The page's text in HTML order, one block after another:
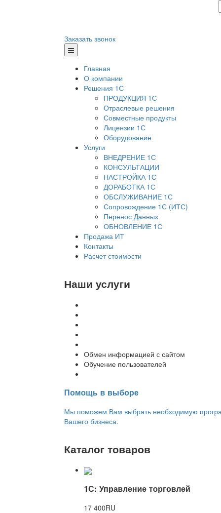
Заказать звонок
Главная
О компании
Решения 1С
ПРОДУКЦИЯ 1С
Отраслевые решения
Совместные продукты
Лицензии 1С
Оборудование
Услуги
ВНЕДРЕНИЕ 1С
КОНСУЛЬТАЦИИ
НАСТРОЙКА 1С
ДОРАБОТКА 1С
ОБСЛУЖИВАНИЕ 1С
Сопровождение 1С (ИТС)
Перенос Данных
ОБНОВЛЕНИЕ 1С
Продажа ИТ
Контакты
Расчет стоимости
Наши услуги
Обмен информацией с сайтом
Обучение пользователей
Помощь в выборе
Мы поможем Вам выбрать необходимую
Вашего бизнеса.
Каталог товаров
1С: Управление торговлей
17 400RU